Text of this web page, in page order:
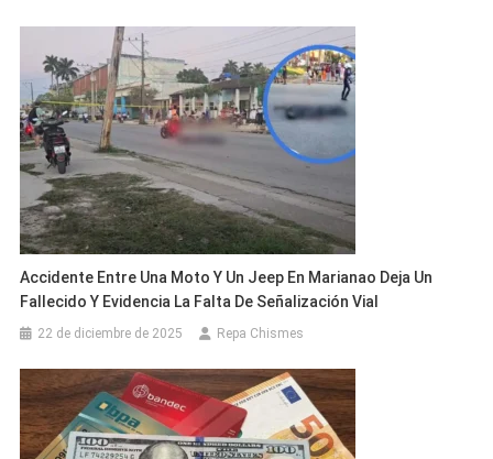
Accidente Entre Una Moto Y Un Jeep En Marianao Deja Un
Fallecido Y Evidencia La Falta De Señalización Vial
22 de diciembre de 2025 Repa Chismes